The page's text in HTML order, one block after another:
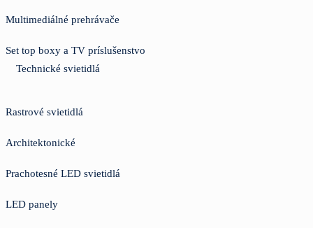
Multimediálné prehrávače
Set top boxy a TV príslušenstvo
Technické svietidlá
Rastrové svietidlá
Architektonické
Prachotesné LED svietidlá
LED panely